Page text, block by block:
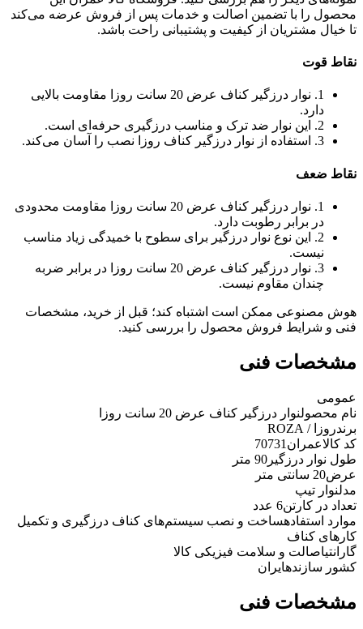
محصول را با تضمین اصالت و خدمات پس از فروش عرضه می‌کند
تا خیال مشتریان از کیفیت و پشتیبانی راحت باشد.
نقاط قوت
1. نوار درزگیر کناف عرض 20 سانت روزا مقاومت بالایی
دارد.
2. این نوار ضد ترک و مناسب درزگیری حرفه‌ای است.
3. استفاده از نوار درزگیر کناف روزا نصب را آسان می‌کند.
نقاط ضعف
1. نوار درزگیر کناف عرض 20 سانت روزا مقاومت محدودی
در برابر رطوبت دارد.
2. این نوع نوار درزگیر برای سطوح با خمیدگی زیاد مناسب
نیست.
3. نوار درزگیر کناف عرض 20 سانت روزا در برابر ضربه
چندان مقاوم نیست.
هوش مصنوعی ممکن است اشتباه کند؛ قبل از خرید، مشخصات
فنی و شرایط فروش محصول را بررسی کنید.
مشخصات فنی
عمومی
نام محصولنوار درزگیر کناف عرض 20 سانت روزا
برندروزا / ROZA
کد کالاعمران 70731
طول نوار درزگیر 90 متر
عرض20 سانتی متر
مدلنوار تیپ
تعداد در کارتن6 عدد
موارد استفادهساخت و نصب سیستم‌های کناف درزگیری و تکمیل
کارهای کناف
گارانتیاصالت و سلامت فیزیکی کالا
کشور سازندهایران
مشخصات فنی